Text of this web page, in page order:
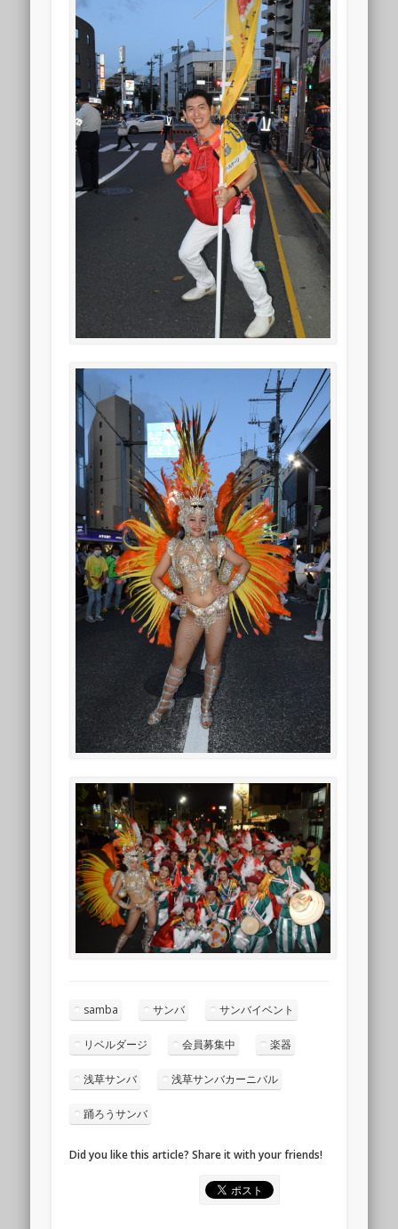
samba サンバ サンバイベント
リベルダージ 会員募集中 楽器
浅草サンバ 浅草サンバカーニバル
踊ろうサンバ
Did you like this article? Share it with your friends!